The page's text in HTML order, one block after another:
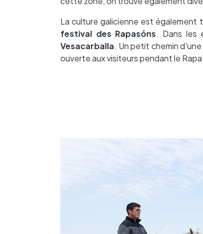
La culture galicienne est également
festival des Rapasóns. Dans les
Vesacarballa. Un petit chemin
ouverte aux visiteurs pendant le